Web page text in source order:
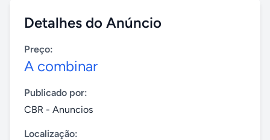
Detalhes do Anúncio
Preço:
A combinar
Publicado por:
CBR - Anuncios
Localização: